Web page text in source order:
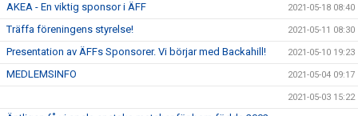
AKEA - En viktig sponsor i ÄFF 2021-05-18 08:40
Träffa föreningens styrelse! 2021-05-11 08:30
Presentation av ÄFFs Sponsorer. Vi börjar med Backahill! 2021-05-10 19:23
MEDLEMSINFO 2021-05-04 09:17
2021-05-03 15:22